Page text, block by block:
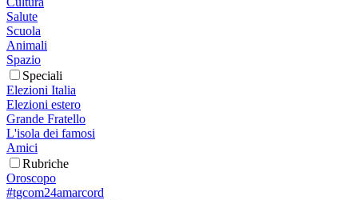
Salute
Scuola
Animali
Spazio
Speciali
Elezioni Italia
Elezioni estero
Grande Fratello
L'isola dei famosi
Amici
Rubriche
Oroscopo
#tgcom24amarcord